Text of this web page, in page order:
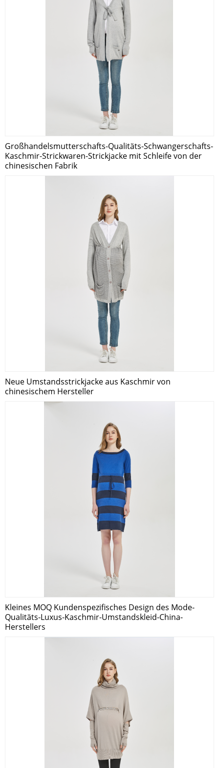
Großhandelsmutterschafts-Qualitäts-Schwangerschafts-
Kaschmir-Strickwaren-Strickjacke mit Schleife von der
chinesischen Fabrik
Neue Umstandsstrickjacke aus Kaschmir von
chinesischem Hersteller
Kleines MOQ Kundenspezifisches Design des Mode-
Qualitäts-Luxus-Kaschmir-Umstandskleid-China-
Herstellers